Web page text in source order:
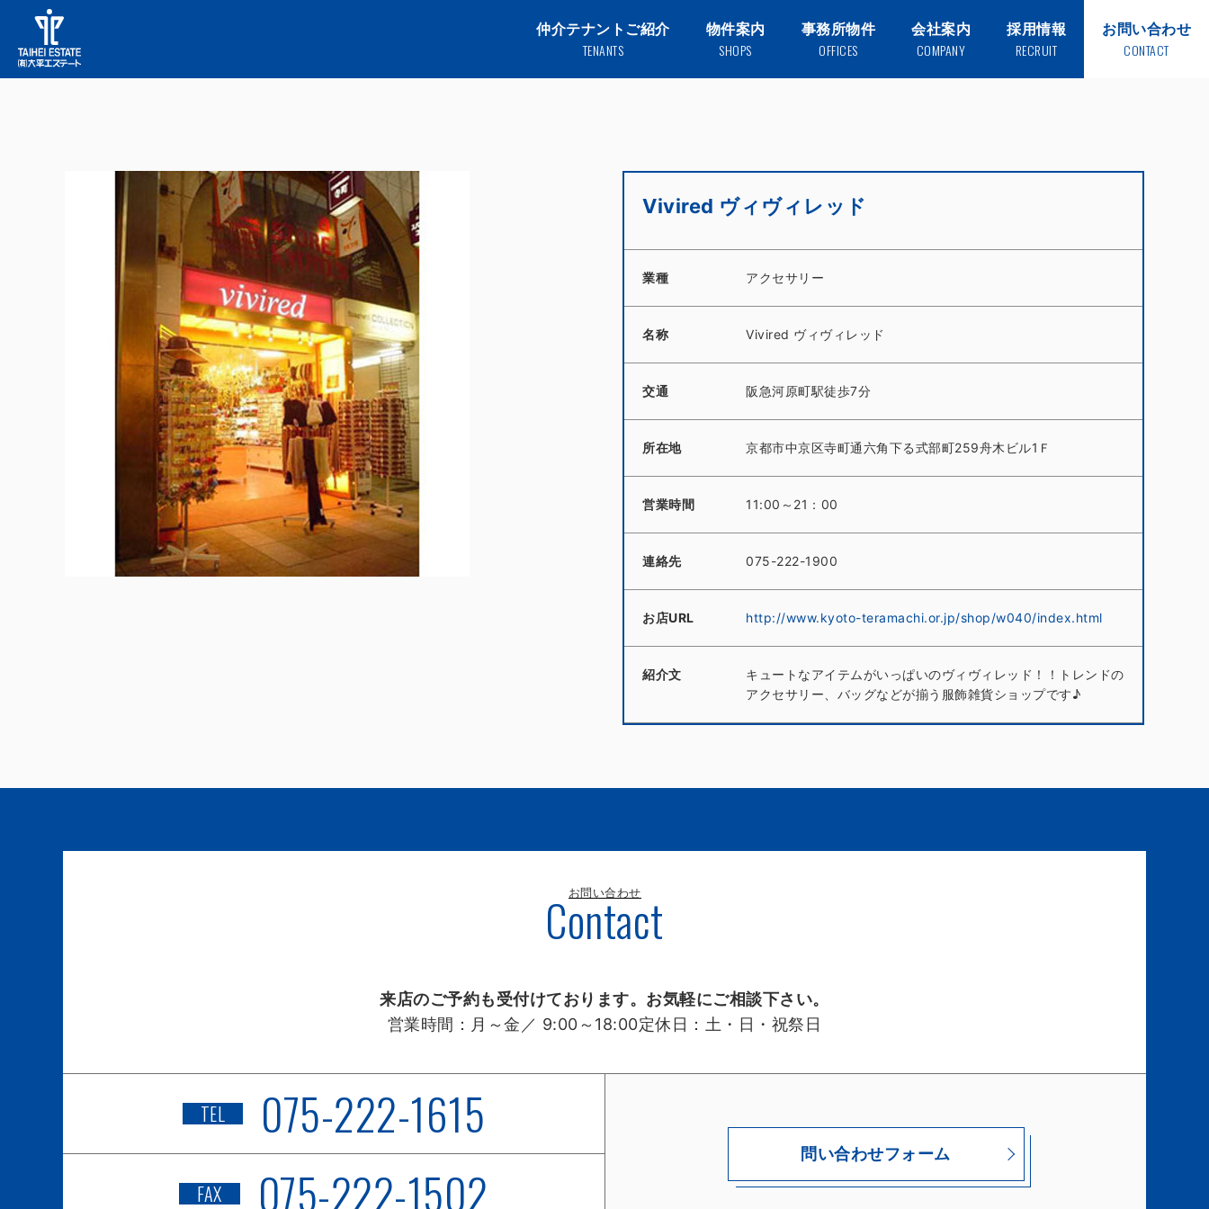
仲介テナントご紹介
TENANTS
物件案内
SHOPS
事務所物件
OFFICES
会社案内
COMPANY
採用情報
RECRUIT
お問い合わせ
CONTACT
Vivired ヴィヴィレッド
業種 アクセサリー
名称 Vivired ヴィヴィレッド
交通 阪急河原町駅徒歩7分
所在地 京都市中京区寺町通六角下る式部町259舟木ビル1Ｆ
営業時間 11:00～21：00
連絡先 075-222-1900
お店URL http://www.kyoto-teramachi.or.jp/shop/w040/index.html
紹介文
キュートなアイテムがいっぱいのヴィヴィレッド！！トレンドの
アクセサリー、バッグなどが揃う服飾雑貨ショップです♪
お問い合わせ
Contact
来店のご予約も受付けております。お気軽にご相談下さい。
営業時間： 月～金／ 9:00～18:00定休日： 土・日・祝祭日
TEL 075-222-1615
FAX 075-222-1502
問い合わせフォーム